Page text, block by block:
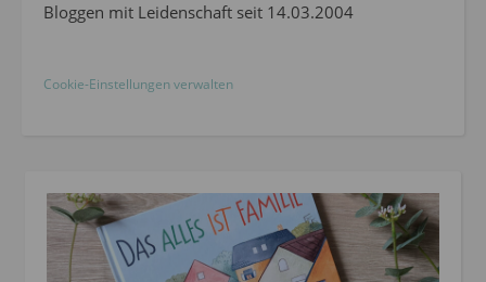
Bloggen mit Leidenschaft seit 14.03.2004
Cookie-Einstellungen verwalten